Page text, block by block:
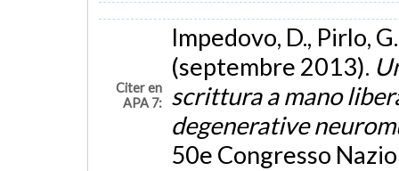
Citer en
APA 7:
Impedovo, D., Pirlo,
(septembre 2013).
scrittura a mano
degenerative
50e Congresso